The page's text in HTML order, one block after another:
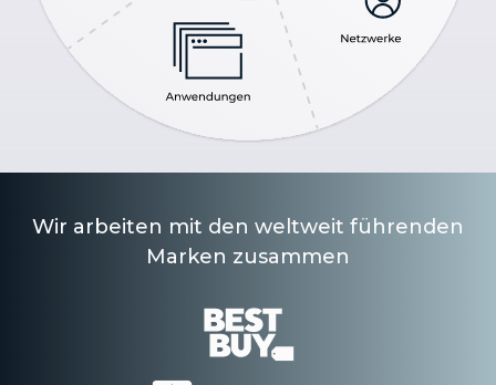
Wir arbeiten mit den weltweit führenden
Marken zusammen